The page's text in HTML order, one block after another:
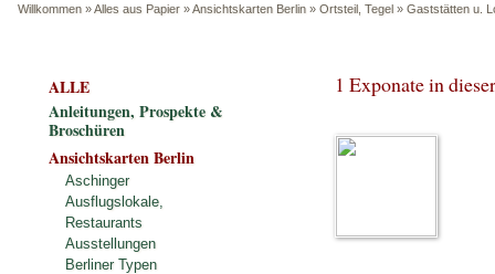
Willkommen »Alles aus Papier »Ansichtskarten Berlin » Ortsteil, Tegel » Gaststätten u.
1 Exponate in
ALLE
Anleitungen, Prospekte &
Broschüren
Ansichtskarten Berlin
Aschinger
Ausflugslokale,
Restaurants
Ausstellungen
Berliner Typen